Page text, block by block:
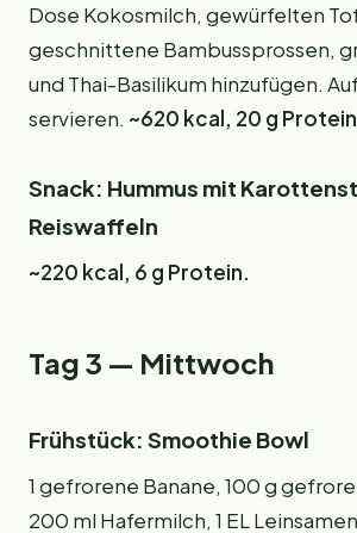
Dose Kokosmilch, gewürfelten
geschnittene Bambussprossen,
und Thai-Basilikum hinzufügen.
servieren. ~620 kcal, 20 g
Snack: Hummus mit
Reiswaffeln
~220 kcal, 6 g Protein.
Tag 3 — Mittwoch
Frühstück: Smoothie Bowl
1 gefrorene Banane, 100 g
200 ml Hafermilch, 1 EL